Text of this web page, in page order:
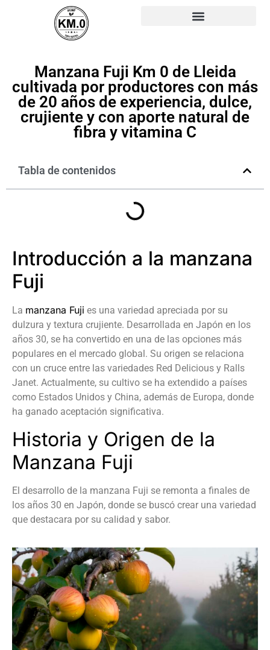
Manzana Fuji Km 0 de Lleida
cultivada por productores con más
de 20 años de experiencia, dulce,
crujiente y con aporte natural de
fibra y vitamina C
Tabla de contenidos
Introducción a la manzana
Fuji
La manzana Fuji es una variedad apreciada por su
dulzura y textura crujiente. Desarrollada en Japón en los
años 30, se ha convertido en una de las opciones más
populares en el mercado global. Su origen se relaciona
con un cruce entre las variedades Red Delicious y Ralls
Janet. Actualmente, su cultivo se ha extendido a países
como Estados Unidos y China, además de Europa, donde
ha ganado aceptación significativa.
Historia y Origen de la
Manzana Fuji
El desarrollo de la manzana Fuji se remonta a finales de
los años 30 en Japón, donde se buscó crear una variedad
que destacara por su calidad y sabor.